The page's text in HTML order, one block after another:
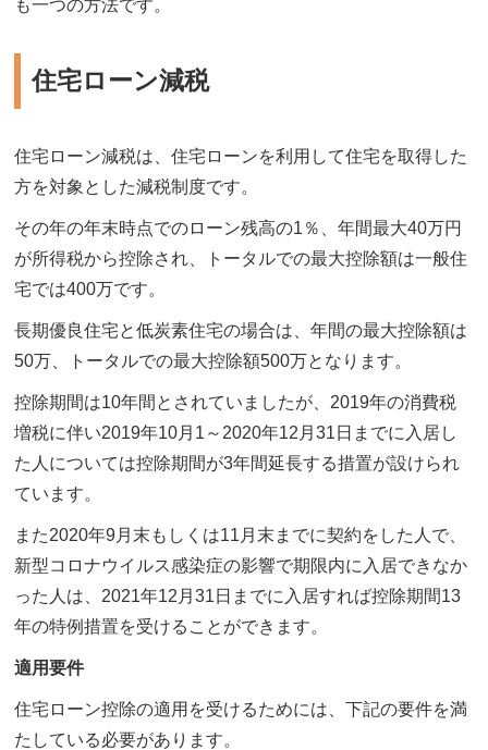
も一つの方法です。
住宅ローン減税
住宅ローン減税は、住宅ローンを利用して住宅を取得した
方を対象とした減税制度です。
その年の年末時点でのローン残高の1％、年間最大40万円
が所得税から控除され、トータルでの最大控除額は一般住
宅では400万です。
長期優良住宅と低炭素住宅の場合は、年間の最大控除額は
50万、トータルでの最大控除額500万となります。
控除期間は10年間とされていましたが、2019年の消費税
増税に伴い2019年10月1～2020年12月31日までに入居し
た人については控除期間が3年間延長する措置が設けられ
ています。
また2020年9月末もしくは11月末までに契約をした人で、
新型コロナウイルス感染症の影響で期限内に入居できなか
った人は、2021年12月31日までに入居すれば控除期間13
年の特例措置を受けることができます。
適用要件
住宅ローン控除の適用を受けるためには、下記の要件を満
たしている必要があります。